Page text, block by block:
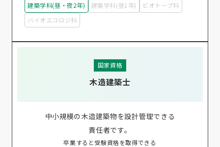
建築学科(昼・夜2年) 建築学科(昼1年)
ビオトープ科
バイオエコロジ科
国家資格
木造建築士
中小規模の木造建築物を設計管理できる
責任者です。
卒業すると受験資格を取得できる